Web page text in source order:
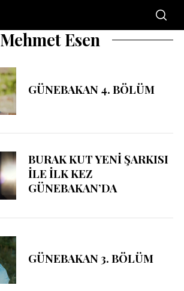
Mehmet Esen
GÜNEBAKAN 4. BÖLÜM
BURAK KUT YENİ ŞARKISI
İLE İLK KEZ
GÜNEBAKAN’DA
GÜNEBAKAN 3. BÖLÜM